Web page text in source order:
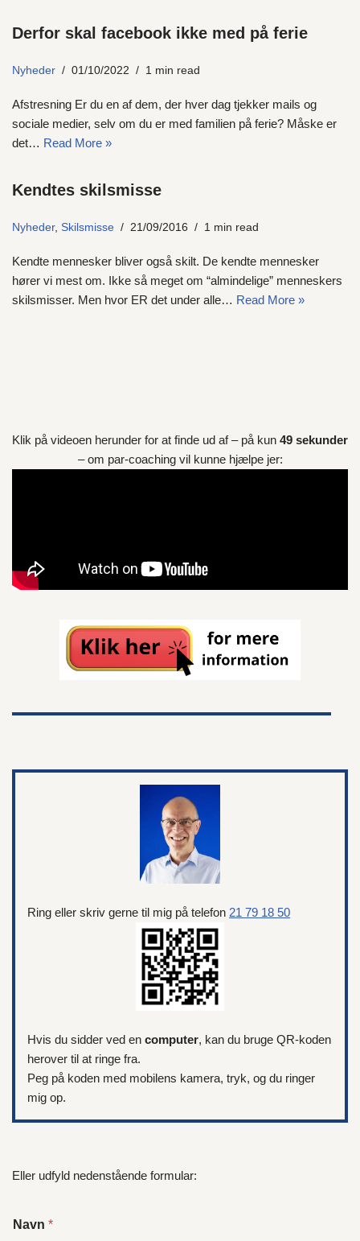
Derfor skal facebook ikke med på ferie
Nyheder 01/10/2022 1 min read
Afstresning Er du en af dem, der hver dag tjekker mails og
sociale medier, selv om du er med familien på ferie? Måske er
det… Read More »
Kendtes skilsmisse
Nyheder, Skilsmisse 21/09/2016 1 min read
Kendte mennesker bliver også skilt. De kendte mennesker
hører vi mest om. Ikke så meget om “almindelige” menneskers
skilsmisser. Men hvor ER det under alle… Read More »
Klik på videoen herunder for at finde ud af – på kun 49 sekunder
– om par-coaching vil kunne hjælpe jer:
Ring eller skriv gerne til mig på telefon 21 79 18 50
Hvis du sidder ved en computer, kan du bruge QR-koden
herover til at ringe fra.
Peg på koden med mobilens kamera, tryk, og du ringer
mig op.
Eller udfyld nedenstående formular:
Navn *